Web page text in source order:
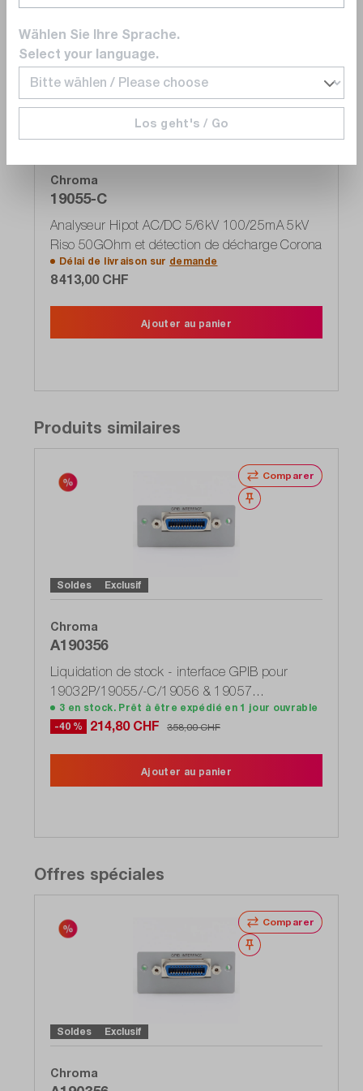
Exclusif
Chroma
19055-C
Analyseur Hipot AC/DC 5/6kV 100/25mA 5kV
Riso 50GOhm et détection de décharge Corona
Délai de livraison sur demande
8 413,00 CHF
Ajouter au panier
Produits similaires
Comparer
Noter
Soldes Exclusif
Chroma
A190356
Liquidation de stock - interface GPIB pour
19032P/19055/-C/19056 & 19057
(DT1175_1607_L)
3 en stock. Prêt à être expédié en 1 jour ouvrable
-40 %
214,80 CHF 358,00 CHF
Ajouter au panier
Offres spéciales
Comparer
Noter
Soldes Exclusif
Chroma
Wählen Sie Ihre Sprache.
Select your language.
Los geht's / Go